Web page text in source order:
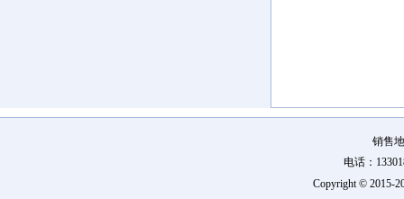
销售
电话：
Copyright © 2015-